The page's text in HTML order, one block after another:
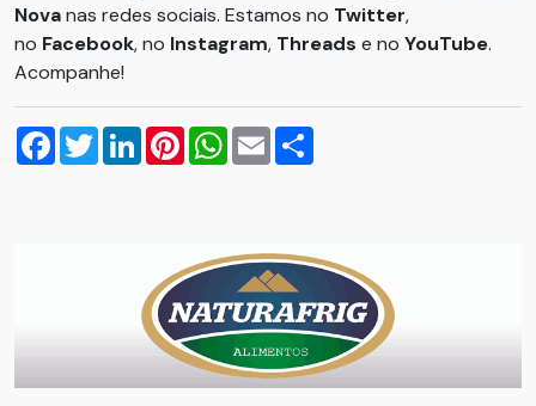
Novanas redes sociais. Estamos no Twitter,
no Facebook, no Instagram, Threads e no YouTube.
Acompanhe!
Facebook
TwitterLinkedInPinterestWhatsApp
Email